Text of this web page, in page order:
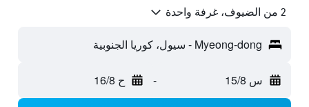
2 من الضيوف، غرفة واحدة
Myeong-dong - سيول، كوريا الجنوبية
س 15/8 - ح 16/8